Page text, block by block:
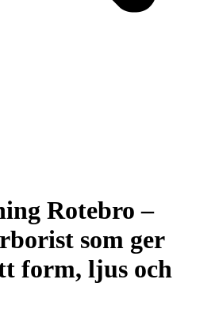
Rotebro –
som ger
form, ljus och